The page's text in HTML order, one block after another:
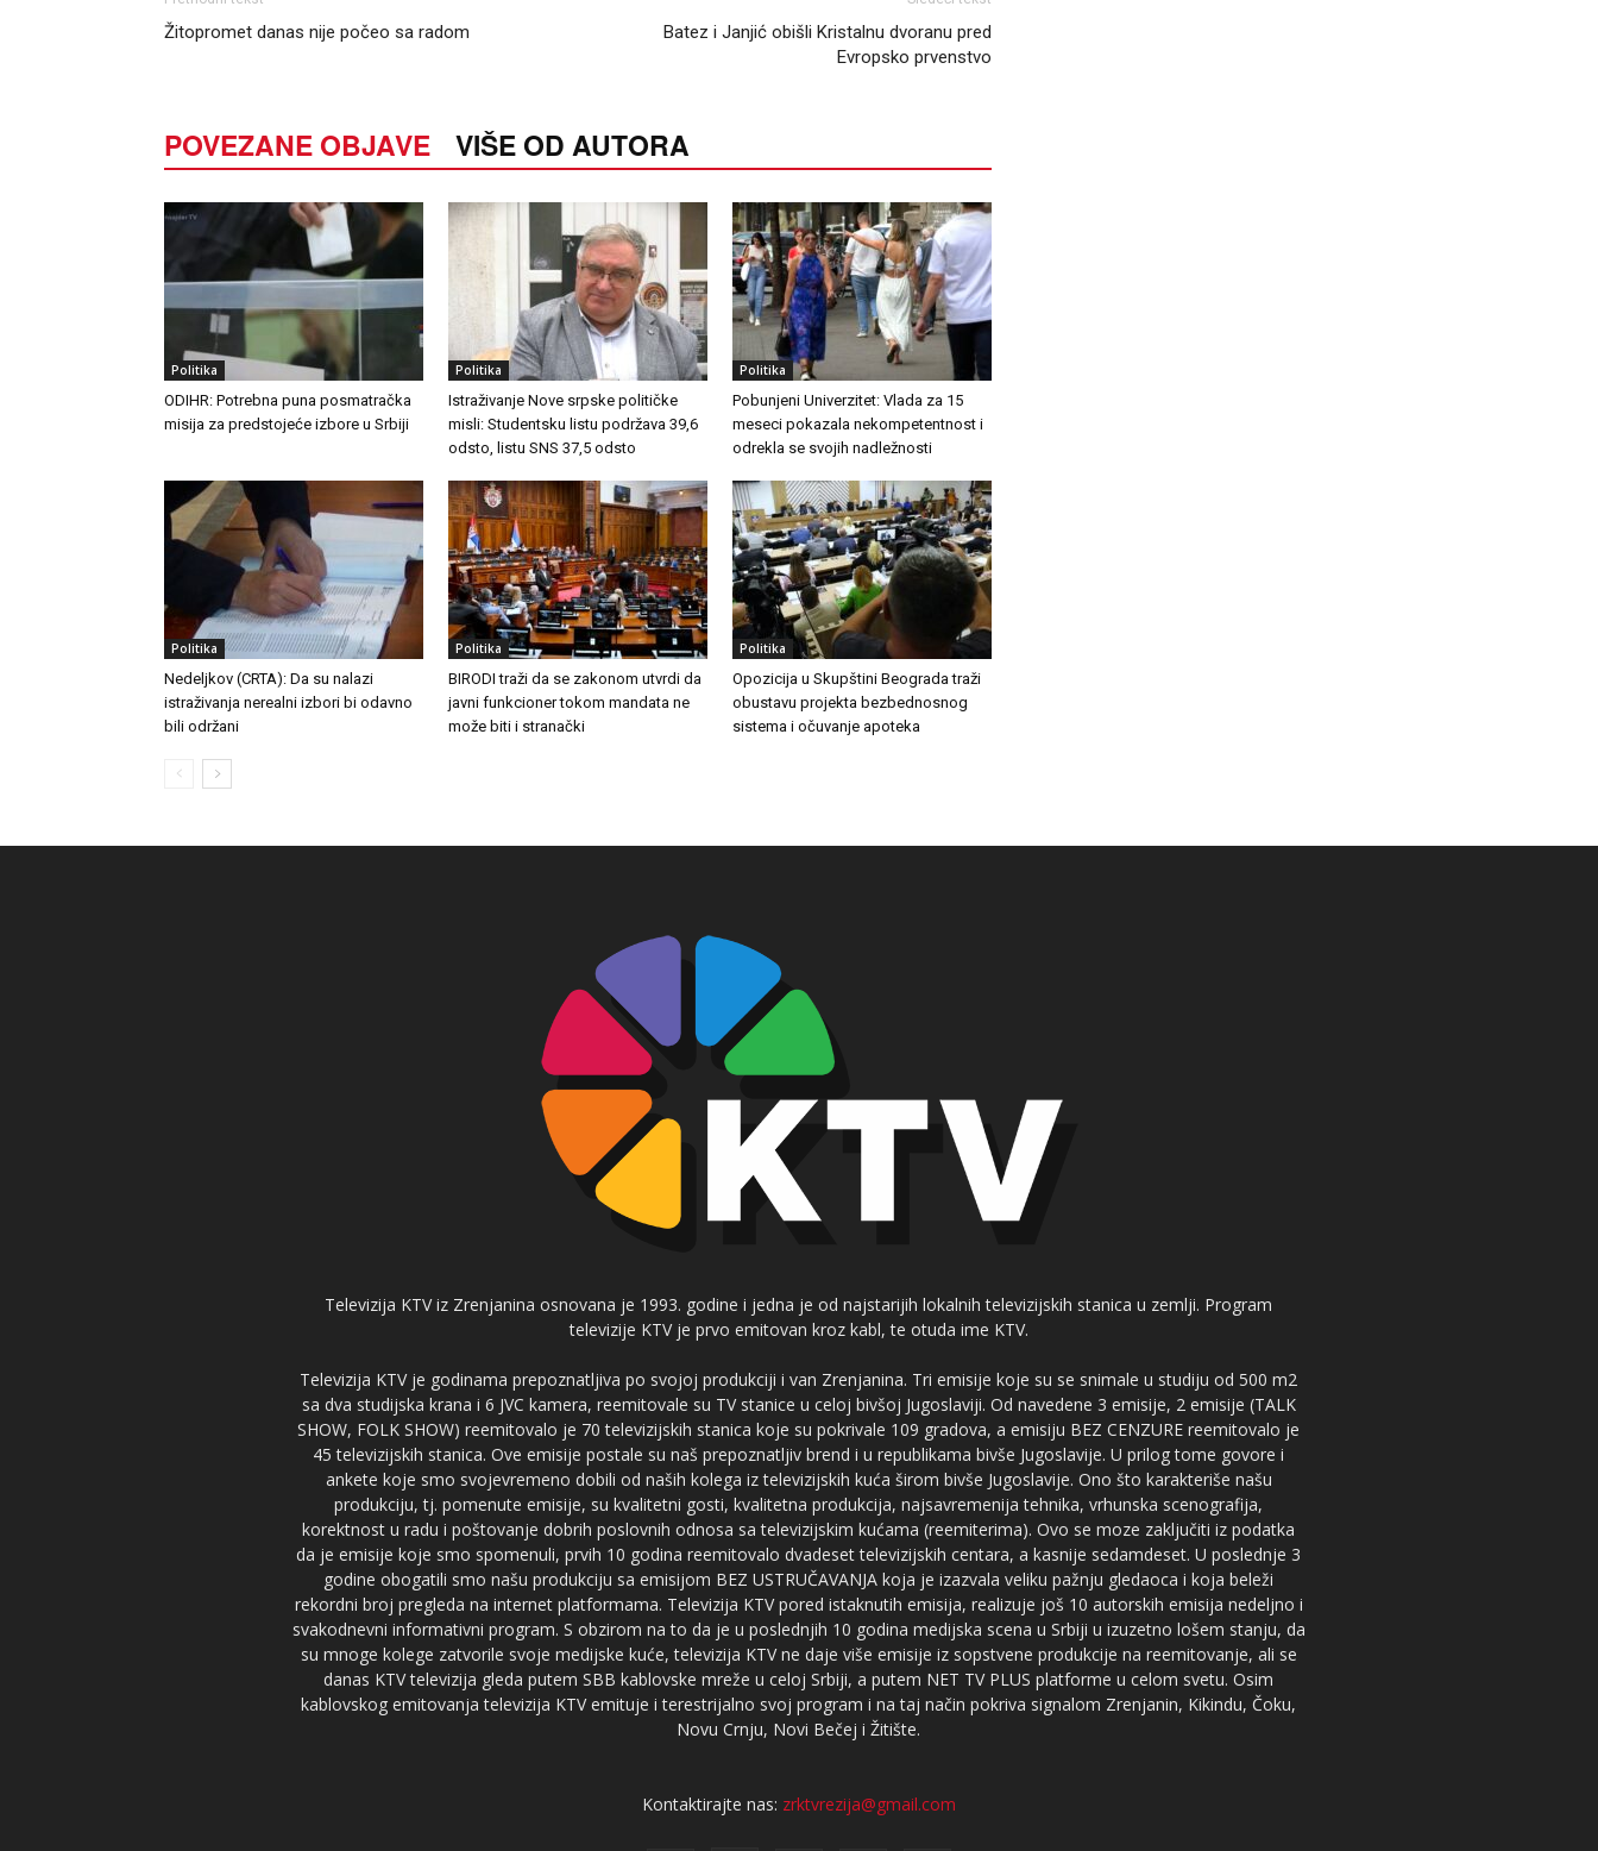
Žitopromet danas nije počeo sa radom
Batez i Janjić obišli Kristalnu dvoranu pred
Evropsko prvenstvo
POVEZANE OBJAVE VIŠE OD AUTORA
Politika
ODIHR: Potrebna puna posmatračka
misija za predstojeće izbore u Srbiji
Politika
Istraživanje Nove srpske političke
misli: Studentsku listu podržava 39,6
odsto, listu SNS 37,5 odsto
Politika
Pobunjeni Univerzitet: Vlada za 15
meseci pokazala nekompetentnost i
odrekla se svojih nadležnosti
Politika
Nedeljkov (CRTA): Da su nalazi
istraživanja nerealni izbori bi odavno
bili održani
Politika
BIRODI traži da se zakonom utvrdi da
javni funkcioner tokom mandata ne
može biti i stranački
Politika
Opozicija u Skupštini Beograda traži
obustavu projekta bezbednosnog
sistema i očuvanje apoteka
Televizija KTV iz Zrenjanina osnovana je 1993. godine i jedna je od najstarijih lokalnih televizijskih stanica u zemlji. Program
televizije KTV je prvo emitovan kroz kabl, te otuda ime KTV.
Televizija KTV je godinama prepoznatljiva po svojoj produkciji i van Zrenjanina. Tri emisije koje su se snimale u studiju od 500 m2
sa dva studijska krana i 6 JVC kamera, reemitovale su TV stanice u celoj bivšoj Jugoslaviji. Od navedene 3 emisije, 2 emisije (TALK
SHOW, FOLK SHOW) reemitovalo je 70 televizijskih stanica koje su pokrivale 109 gradova, a emisiju BEZ CENZURE reemitovalo je
45 televizijskih stanica. Ove emisije postale su naš prepoznatljiv brend i u republikama bivše Jugoslavije. U prilog tome govore i
ankete koje smo svojevremeno dobili od naših kolega iz televizijskih kuća širom bivše Jugoslavije. Ono što karakteriše našu
produkciju, tj. pomenute emisije, su kvalitetni gosti, kvalitetna produkcija, najsavremenija tehnika, vrhunska scenografija,
korektnost u radu i poštovanje dobrih poslovnih odnosa sa televizijskim kućama (reemiterima). Ovo se moze zaključiti iz podatka
da je emisije koje smo spomenuli, prvih 10 godina reemitovalo dvadeset televizijskih centara, a kasnije sedamdeset. U poslednje 3
godine obogatili smo našu produkciju sa emisijom BEZ USTRUČAVANJA koja je izazvala veliku pažnju gledaoca i koja beleži
rekordni broj pregleda na internet platformama. Televizija KTV pored istaknutih emisija, realizuje još 10 autorskih emisija nedeljno i
svakodnevni informativni program. S obzirom na to da je u poslednjih 10 godina medijska scena u Srbiji u izuzetno lošem stanju, da
su mnoge kolege zatvorile svoje medijske kuće, televizija KTV ne daje više emisije iz sopstvene produkcije na reemitovanje, ali se
danas KTV televizija gleda putem SBB kablovske mreže u celoj Srbiji, a putem NET TV PLUS platforme u celom svetu. Osim
kablovskog emitovanja televizija KTV emituje i terestrijalno svoj program i na taj način pokriva signalom Zrenjanin, Kikindu, Čoku,
Novu Crnju, Novi Bečej i Žitište.
Kontaktirajte nas: zrktvrezija@gmail.com